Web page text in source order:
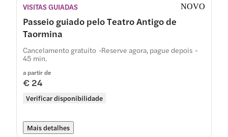
VISITAS GUIADAS NOVO
Passeio guiado pelo Teatro Antigo de
Taormina
a partir de
€ 24
Verificar disponibilidade
Cancelamento gratuito Reserve agora, pague depois
45 min.
Mais detalhes